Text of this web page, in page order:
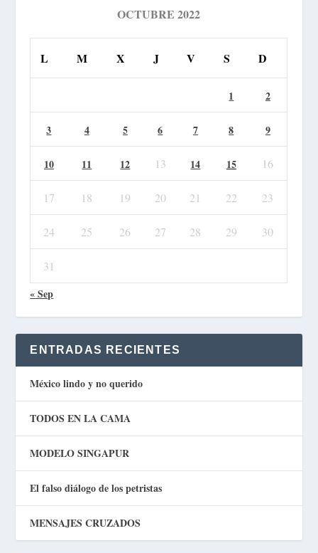
OCTUBRE 2022
L M X J V S D
1 2
3 4 5 6 7 8 9
10 11 12 13 14 15 16
17 18 19 20 21 22 23
24 25 26 27 28 29 30
31
« Sep
ENTRADAS RECIENTES
México lindo y no querido
TODOS EN LA CAMA
MODELO SINGAPUR
El falso diálogo de los petristas
MENSAJES CRUZADOS